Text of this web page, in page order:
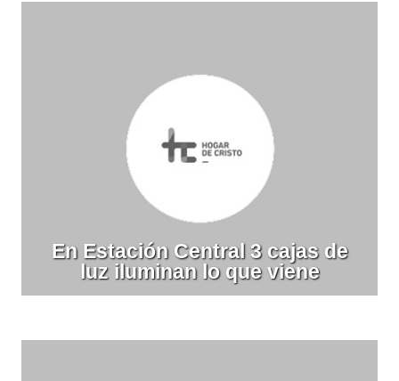
En Estación Central 3 cajas de
luz iluminan lo que viene